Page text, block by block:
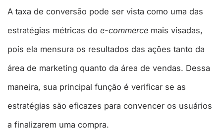
A taxa de conversão pode ser vista como uma das
estratégias métricas do e-commerce mais visadas,
pois ela mensura os resultados das ações tanto da
área de marketing quanto da área de vendas. Dessa
maneira, sua principal função é verificar se as
estratégias são eficazes para convencer os usuários
a finalizarem uma compra.